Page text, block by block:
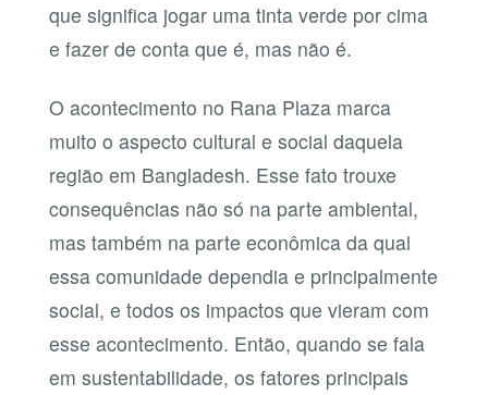
que significa jogar uma tinta verde por cima
e fazer de conta que é, mas não é.
O acontecimento no Rana Plaza marca
muito o aspecto cultural e social daquela
região em Bangladesh. Esse fato trouxe
consequências não só na parte ambiental,
mas também na parte econômica da qual
essa comunidade dependia e principalmente
social, e todos os impactos que vieram com
esse acontecimento. Então, quando se fala
em sustentabilidade, os fatores principais